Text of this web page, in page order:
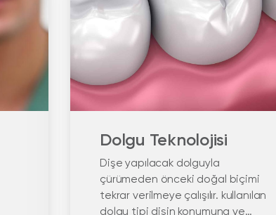
Dolgu Teknolojisi
Dişe yapılacak dolguyla
çürümeden önceki doğal biçimi
tekrar verilmeye çalışılır. kullanılan
dolgu tipi dişin konumuna ve